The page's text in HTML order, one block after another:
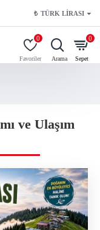
₺ TÜRK LIRASI
0 0
ve Ulaşım